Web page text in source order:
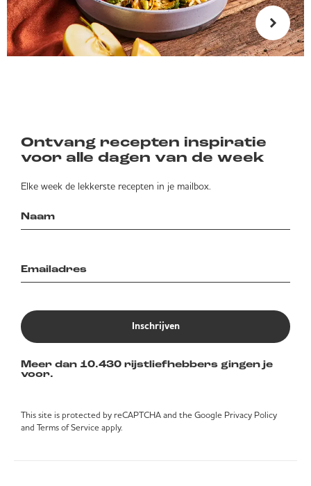
Ontvang recepten inspiratie
voor alle dagen van de week
Elke week de lekkerste recepten in je mailbox.
Inschrijven
Meer dan 10.430 rijstliefhebbers gingen je
voor.
This site is protected by reCAPTCHA and the Google Privacy Policy
and Terms of Service apply.